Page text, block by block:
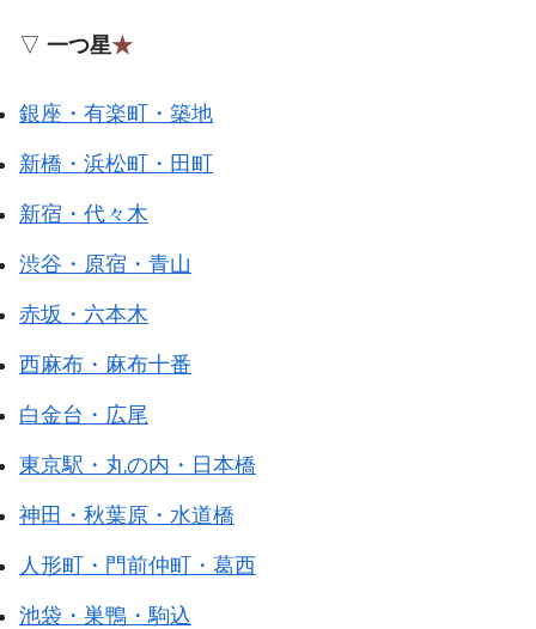
▽ 一つ星★
銀座・有楽町・築地
新橋・浜松町・田町
新宿・代々木
渋谷・原宿・青山
赤坂・六本木
西麻布・麻布十番
白金台・広尾
東京駅・丸の内・日本橋
神田・秋葉原・水道橋
人形町・門前仲町・葛西
池袋・巣鴨・駒込